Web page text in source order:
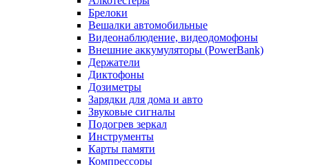
Брелоки
Вешалки автомобильные
Видеонаблюдение, видеодомофоны
Внешние аккумуляторы (PowerBank)
Держатели
Диктофоны
Дозиметры
Зарядки для дома и авто
Звуковые сигналы
Подогрев зеркал
Инструменты
Карты памяти
Компрессоры